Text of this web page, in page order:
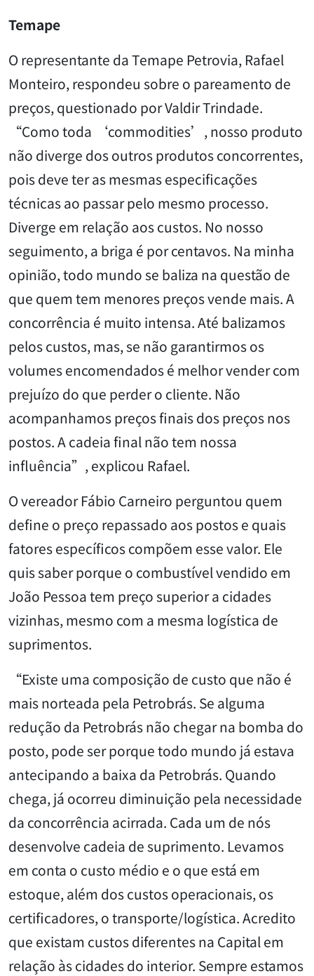
Temape
O representante da Temape Petrovia, Rafael
Monteiro, respondeu sobre o pareamento de
preços, questionado por Valdir Trindade.
“Como toda ‘commodities’, nosso produto
não diverge dos outros produtos concorrentes,
pois deve ter as mesmas especificações
técnicas ao passar pelo mesmo processo.
Diverge em relação aos custos. No nosso
seguimento, a briga é por centavos. Na minha
opinião, todo mundo se baliza na questão de
que quem tem menores preços vende mais. A
concorrência é muito intensa. Até balizamos
pelos custos, mas, se não garantirmos os
volumes encomendados é melhor vender com
prejuízo do que perder o cliente. Não
acompanhamos preços finais dos preços nos
postos. A cadeia final não tem nossa
influência”, explicou Rafael.
O vereador Fábio Carneiro perguntou quem
define o preço repassado aos postos e quais
fatores específicos compõem esse valor. Ele
quis saber porque o combustível vendido em
João Pessoa tem preço superior a cidades
vizinhas, mesmo com a mesma logística de
suprimentos.
“Existe uma composição de custo que não é
mais norteada pela Petrobrás. Se alguma
redução da Petrobrás não chegar na bomba do
posto, pode ser porque todo mundo já estava
antecipando a baixa da Petrobrás. Quando
chega, já ocorreu diminuição pela necessidade
da concorrência acirrada. Cada um de nós
desenvolve cadeia de suprimento. Levamos
em conta o custo médio e o que está em
estoque, além dos custos operacionais, os
certificadores, o transporte/logística. Acredito
que existam custos diferentes na Capital em
relação às cidades do interior. Sempre estamos